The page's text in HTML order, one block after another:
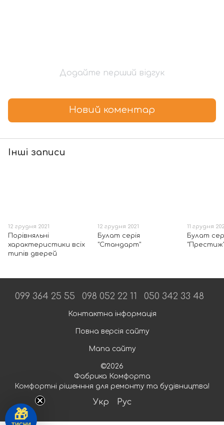
Додайте перший відгук
Новий коментар
Інші записи
12 грудня 2021
Порівняльні
характеристики всіх
типів дверей
12 грудня 2021
Булат серія
"Стандарт"
11 грудня
Булат
099 364 25 55 098 052 22 11 050 342 33 48
Контактна інформація
Повна версія сайту
Мапа сайту
©2026
Фабрика Комфорта
Комфортні рішенння для ремонту та будівництва!
Укр Рус
🎁